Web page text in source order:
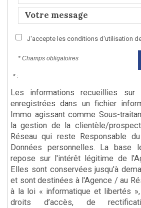
J'accepte les conditions d'utilisation
* Champs obligatoires
* :
Les informations recueillies
enregistrées dans un fichier
Immo agissant comme Sous-
la gestion de la clientèle/
Réseau qui reste Responsable
Données personnelles. La base
repose sur l'intérêt légitime de
Elles sont conservées jusqu'à
et sont destinées à l'Agence / au
à la loi « informatique et libertés
droits d’accès, de